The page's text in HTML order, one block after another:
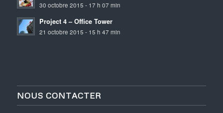
30 octobre 2015 - 17 h 07 min
Project 4 – Office Tower
21 octobre 2015 - 15 h 47 min
NOUS CONTACTER